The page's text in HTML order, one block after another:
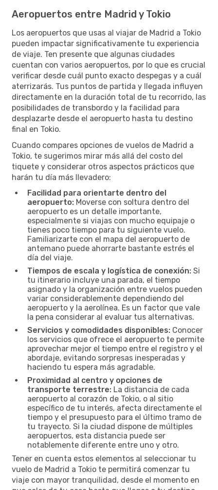
Aeropuertos entre Madrid y Tokio
Los aeropuertos que usas al viajar de Madrid a Tokio
pueden impactar significativamente tu experiencia
de viaje. Ten presente que algunas ciudades
cuentan con varios aeropuertos, por lo que es crucial
verificar desde cuál punto exacto despegas y a cuál
aterrizarás. Tus puntos de partida y llegada influyen
directamente en la duración total de tu recorrido, las
posibilidades de transbordo y la facilidad para
desplazarte desde el aeropuerto hasta tu destino
final en Tokio.
Cuando compares opciones de vuelos de Madrid a
Tokio, te sugerimos mirar más allá del costo del
tiquete y considerar otros aspectos prácticos que
harán tu día más llevadero:
Facilidad para orientarte dentro del
aeropuerto: Moverse con soltura dentro del
aeropuerto es un detalle importante,
especialmente si viajas con mucho equipaje o
tienes poco tiempo para tu siguiente vuelo.
Familiarizarte con el mapa del aeropuerto de
antemano puede ahorrarte bastante estrés el
día del viaje.
Tiempos de escala y logística de conexión: Si
tu itinerario incluye una parada, el tiempo
asignado y la organización entre vuelos pueden
variar considerablemente dependiendo del
aeropuerto y la aerolínea. Es un factor que vale
la pena considerar al evaluar tus alternativas.
Servicios y comodidades disponibles: Conocer
los servicios que ofrece el aeropuerto te permite
aprovechar mejor el tiempo entre el registro y el
abordaje, evitando sorpresas inesperadas y
haciendo tu espera más agradable.
Proximidad al centro y opciones de
transporte terrestre: La distancia de cada
aeropuerto al corazón de Tokio, o al sitio
específico de tu interés, afecta directamente el
tiempo y el presupuesto para el último tramo de
tu trayecto. Si la ciudad dispone de múltiples
aeropuertos, esta distancia puede ser
notablemente diferente entre uno y otro.
Tener en cuenta estos elementos al seleccionar tu
vuelo de Madrid a Tokio te permitirá comenzar tu
viaje con mayor tranquilidad, desde el momento en